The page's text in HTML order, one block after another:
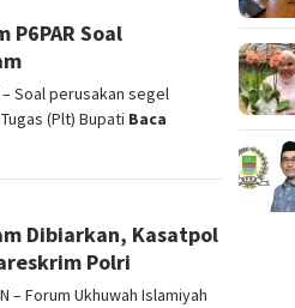
Soal
– Soal perusakan segel
(Plt) Bupati Baca
Dibiarkan, Kasatpol
Polri
– Forum Ukhuwah Islamiyah